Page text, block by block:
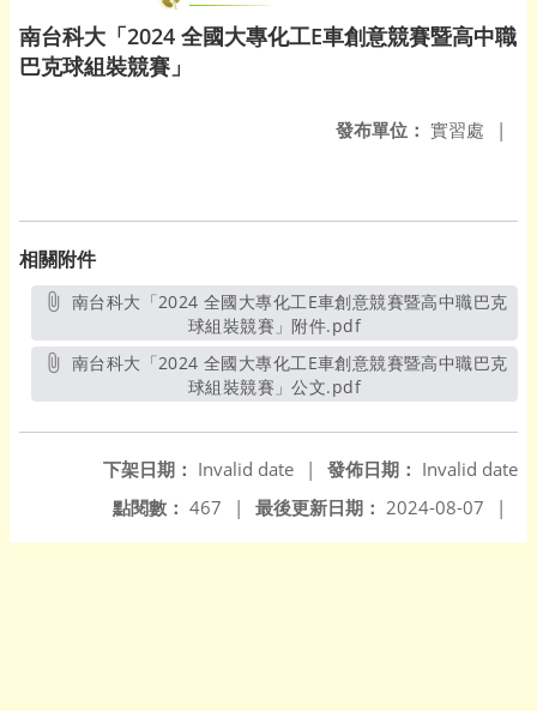
南台科大「2024 全國大專化工E車創意競賽暨高中職
巴克球組裝競賽」
發布單位： 實習處 |
相關附件
球組裝競賽」附件.pdf另開新視窗
球組裝競賽」公文.pdf另開新視窗
發佈日期： Invalid date
下架日期： Invalid date
|
最後更新日期： 2024-08-07 |
點閱數： 467 |